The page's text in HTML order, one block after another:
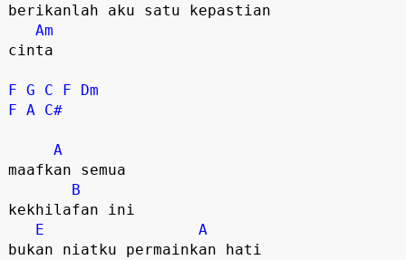
berikanlah aku satu kepastian
Am
cinta
F G C F
Dm
F A C#
A
maafkan semua
B
kekhilafan ini
E
A
bukan niatku permainkan hati